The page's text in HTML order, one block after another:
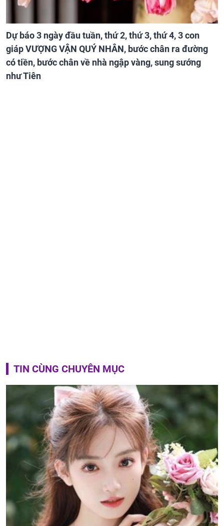
Dự báo 3 ngày đầu tuần, thứ 2, thứ 3, thứ 4, 3 con
giáp VƯỢNG VẬN QUÝ NHÂN, bước chân ra đường
có tiền, bước chân về nhà ngập vàng, sung sướng
như Tiên
TIN CÙNG CHUYÊN MỤC